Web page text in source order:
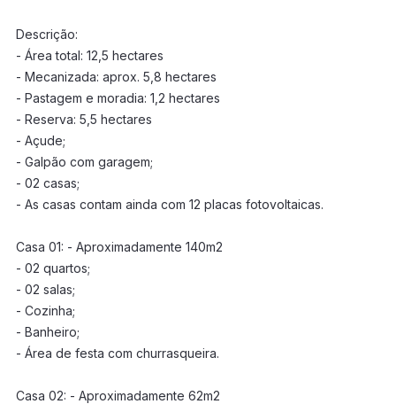
Descrição:
- Área total: 12,5 hectares
- Mecanizada: aprox. 5,8 hectares
- Pastagem e moradia: 1,2 hectares
- Reserva: 5,5 hectares
- Açude;
- Galpão com garagem;
- 02 casas;
- As casas contam ainda com 12 placas fotovoltaicas.
Casa 01: - Aproximadamente 140m2
- 02 quartos;
- 02 salas;
- Cozinha;
- Banheiro;
- Área de festa com churrasqueira.
Casa 02: - Aproximadamente 62m2